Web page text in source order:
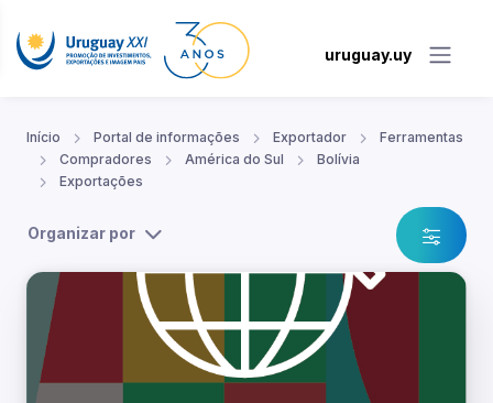
uruguay.uy
Início Portal de informações Exportador
Ferramentas
Compradores
América do Sul
Bolívia
Exportações
Organizar por